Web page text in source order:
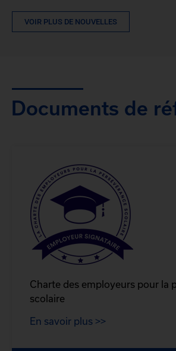
VOIR PLUS DE NOUVELLES
Documents de
Charte des employeurs pour la
scolaire
En savoir plus >>